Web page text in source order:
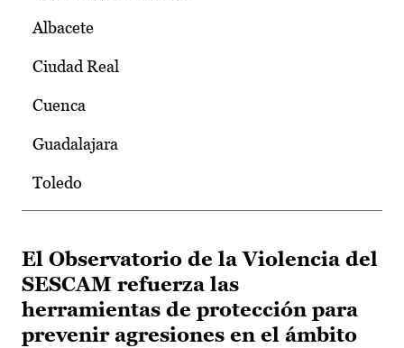
Albacete
Ciudad Real
Cuenca
Guadalajara
Toledo
El Observatorio de la Violencia del
SESCAM refuerza las
herramientas de protección para
prevenir agresiones en el ámbito